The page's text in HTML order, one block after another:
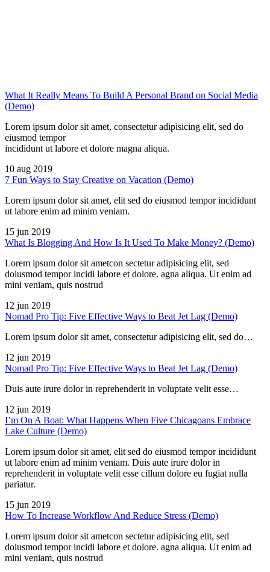
What It Really Means To Build A Personal Brand on Social Media
(Demo)
Lorem ipsum dolor sit amet, consectetur adipisicing elit, sed do
eiusmod tempor
incididunt ut labore et dolore magna aliqua.
10 aug 2019
7 Fun Ways to Stay Creative on Vacation (Demo)
Lorem ipsum dolor sit amet, elit sed do eiusmod tempor incididunt
ut labore enim ad minim veniam.
15 jun 2019
What Is Blogging And How Is It Used To Make Money? (Demo)
Lorem ipsum dolor sit ametcon sectetur adipisicing elit, sed
doiusmod tempor incidi labore et dolore. agna aliqua. Ut enim ad
mini veniam, quis nostrud
12 jun 2019
Nomad Pro Tip: Five Effective Ways to Beat Jet Lag (Demo)
Lorem ipsum dolor sit amet, consectetur adipisicing elit, sed do…
12 jun 2019
Nomad Pro Tip: Five Effective Ways to Beat Jet Lag (Demo)
Duis aute irure dolor in reprehenderit in voluptate velit esse…
12 jun 2019
I’m On A Boat: What Happens When Five Chicagoans Embrace
Lake Culture (Demo)
Lorem ipsum dolor sit amet, elit sed do eiusmod tempor incididunt
ut labore enim ad minim veniam. Duis aute irure dolor in
reprehenderit in voluptate velit esse cillum dolore eu fugiat nulla
pariatur.
15 jun 2019
How To Increase Workflow And Reduce Stress (Demo)
Lorem ipsum dolor sit ametcon sectetur adipisicing elit, sed
doiusmod tempor incidi labore et dolore. agna aliqua. Ut enim ad
mini veniam, quis nostrud